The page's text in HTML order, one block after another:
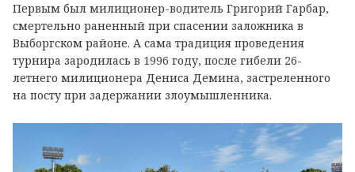
Первым был милиционер-водитель Григорий Гарбар,
смертельно раненный при спасении заложника в
Выборгском районе. А сама традиция проведения
турнира зародилась в 1996 году, после гибели 26-
летнего милиционера Дениса Демина, застреленного
на посту при задержании злоумышленника.